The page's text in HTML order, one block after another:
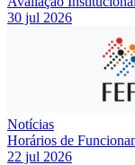
30 jul 2026
Notícias
Horários de
22 jul 2026